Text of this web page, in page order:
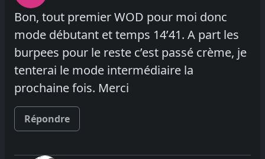
Bon, tout premier WOD pour moi donc
mode débutant et temps 14’41. A part les
burpees pour le reste c’est passé crème, je
tenterai le mode intermédiaire la
prochaine fois. Merci
Répondre